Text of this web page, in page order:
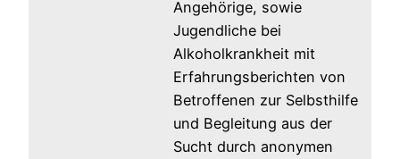
Angehörige, sowie
Jugendliche bei
Alkoholkrankheit mit
Erfahrungsberichten von
Betroffenen zur Selbsthilfe
und Begleitung aus der
Sucht durch anonymen